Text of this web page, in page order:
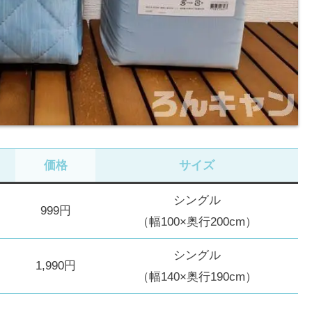
価格 サイズ
999円
シングル
（幅100×奥行200cm）
1,990円
シングル
（幅140×奥行190cm）